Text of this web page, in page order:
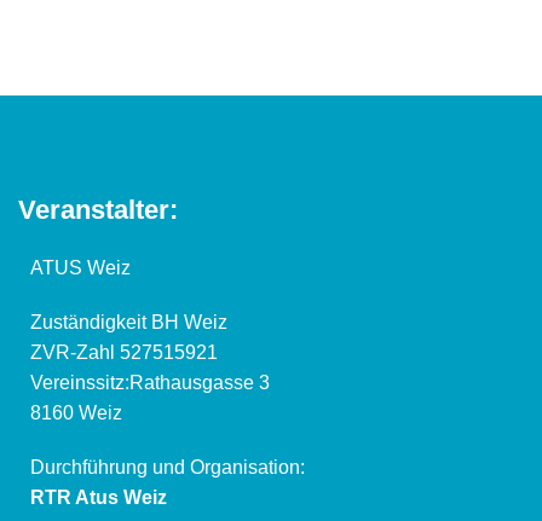
Veranstalter:
ATUS Weiz
Zuständigkeit BH Weiz
ZVR-Zahl 527515921
Vereinssitz:Rathausgasse 3
8160 Weiz
Durchführung und Organisation:
RTR Atus Weiz